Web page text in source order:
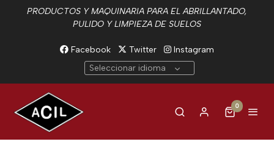
PRODUCTOS Y MAQUINARIA PARA EL ABRILLANTADO,
PULIDO Y LIMPIEZA DE SUELOS
Facebook Twitter
Instagram
Seleccionar idioma
0